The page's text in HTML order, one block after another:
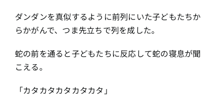
ダンダンを真似するように前列にいた子どもたちか
らかがんで、つま先立ちで列を成した。
蛇の前を通ると子どもたちに反応して蛇の寝息が聞
こえる。
「カタカタカタカタカタ」